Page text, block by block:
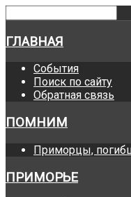
ГЛАВНАЯ
События
Поиск по сайту
Обратная связь
ПОМНИМ
Приморцы,
ПРИМОРЬЕ